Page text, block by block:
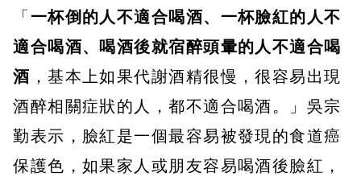
「 一杯倒的人不適合喝酒、一杯臉紅的人不
適合喝酒、喝酒後就宿醉頭暈的人不適合喝
酒 ，基本上如果代謝酒精很慢，很容易出現
酒醉相關症狀的人，都不適合喝酒。」吳宗
勤表示，臉紅是一個最容易被發現的食道癌
保護色，如果家人或朋友容易喝酒後臉紅，